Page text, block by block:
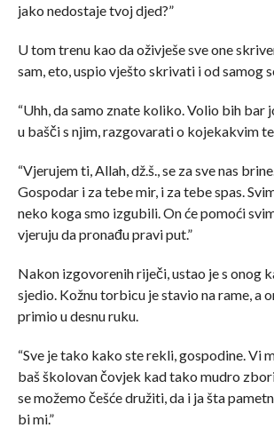
jako nedostaje tvoj djed?”
U tom trenu kao da oživješe sve one
sam, eto, uspio vješto skrivati i od samog
“Uhh, da samo znate koliko. Volio bih bar
u bašči s njim, razgovarati o kojekakvim
“Vjerujem ti, Allah, dž.š., se za sve nas
Gospodar i za tebe mir, i za tebe spas.
neko koga smo izgubili. On će pomoći
vjeruju da pronađu pravi put.”
Nakon izgovorenih riječi, ustao je s onog
sjedio. Kožnu torbicu je stavio na rame, a
primio u desnu ruku.
“Sve je tako kako ste rekli, gospodine. Vi
baš školovan čovjek kad tako mudro
se možemo češće družiti, da i ja šta
bi mi.”